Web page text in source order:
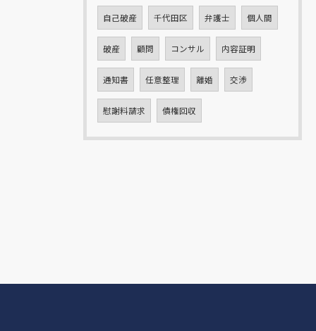
自己破産 千代田区 弁護士 個人間
破産 顧問 コンサル 内容証明
通知書 任意整理 離婚 交渉
慰謝料請求 債権回収